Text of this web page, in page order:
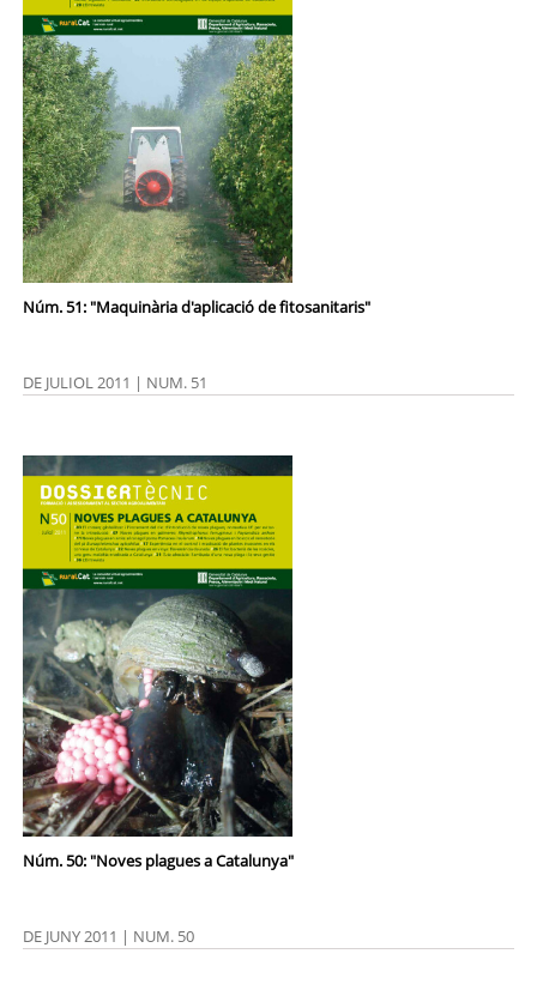
Núm. 51: "Maquinària d'aplicació de fitosanitaris"
DE JULIOL 2011 | NUM. 51
Núm. 50: "Noves plagues a Catalunya"
DE JUNY 2011 | NUM. 50